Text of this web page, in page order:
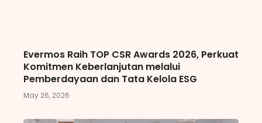
Evermos Raih TOP CSR Awards 2026, Perkuat
Komitmen Keberlanjutan melalui
Pemberdayaan dan Tata Kelola ESG
May 26, 2026